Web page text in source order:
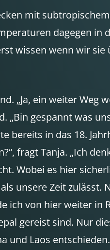
mit
dagegen in
wissen wenn wir
„Ja, ein weiter Weg
„Bin gespannt was
bereits in das 18.
fragt Tanja. „Ich
Wobei es hier
unsere Zeit zulässt.
ich von hier weiter in
gereist sind. Nur
und Laos